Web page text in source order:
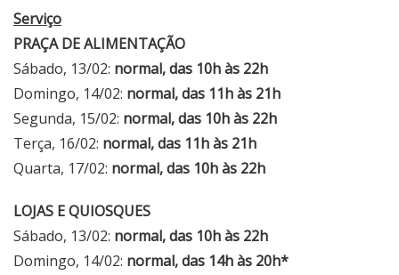
Serviço
PRAÇA DE ALIMENTAÇÃO
Sábado, 13/02: normal, das 10h às 22h
Domingo, 14/02: normal, das 11h às 21h
Segunda, 15/02: normal, das 10h às 22h
Terça, 16/02: normal, das 11h às 21h
Quarta, 17/02: normal, das 10h às 22h
LOJAS E QUIOSQUES
Sábado, 13/02: normal, das 10h às 22h
Domingo, 14/02: normal, das 14h às 20h*